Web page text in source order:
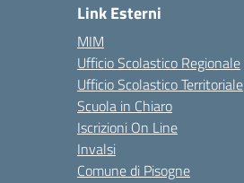
Link Esterni
MIM
Ufficio Scolastico Regionale
Ufficio Scolastico Territoriale
Scuola in Chiaro
Iscrizioni On Line
Invalsi
Comune di Pisogne